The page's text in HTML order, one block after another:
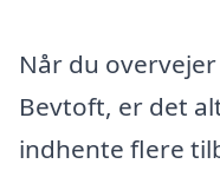
Når du
Bevtoft, er det
indhente flere